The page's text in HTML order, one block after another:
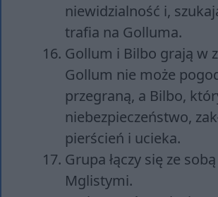
niewidzialność i,
trafia na Golluma.
Gollum i Bilbo grają w
Gollum nie może
przegraną, a Bilbo,
niebezpieczeństwo,
pierścień i ucieka.
Grupa łączy się ze
Mglistymi.